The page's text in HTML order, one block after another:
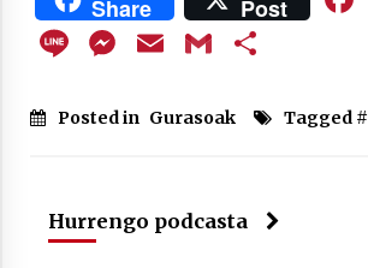
2021/06/30
Share Post
LineMessenger
EmailGmail
Posted in Gurasoak Tagged #
Hurrengo podcasta